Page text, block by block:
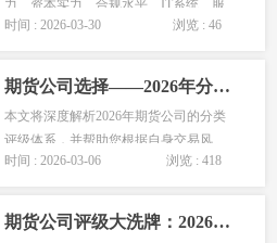
力、资本实力、合规水平、IT系统、服
务质量综合评定的等级，是衡量期货公
为AA、A、BBB、BB、B等多个等级，
AA级为行业最高，很多新手只看手续费
忽略评级...
时间 : 2026-03-30 浏览 : 46
期货公司选择——2026年分类评级与差异化服务深度解析
本文将深度解析2026年期货公司的分类
评级体系，并帮助您根据自身交易风
格，选出最合适的期货公司。...
时间 : 2026-03-06 浏览 : 418
期货公司评级大洗牌：2026年最新分类评级出炉，教你选出适合你的期货公司